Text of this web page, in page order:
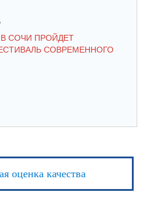
В СОЧИ ПРОЙДЕТ
оценка качества